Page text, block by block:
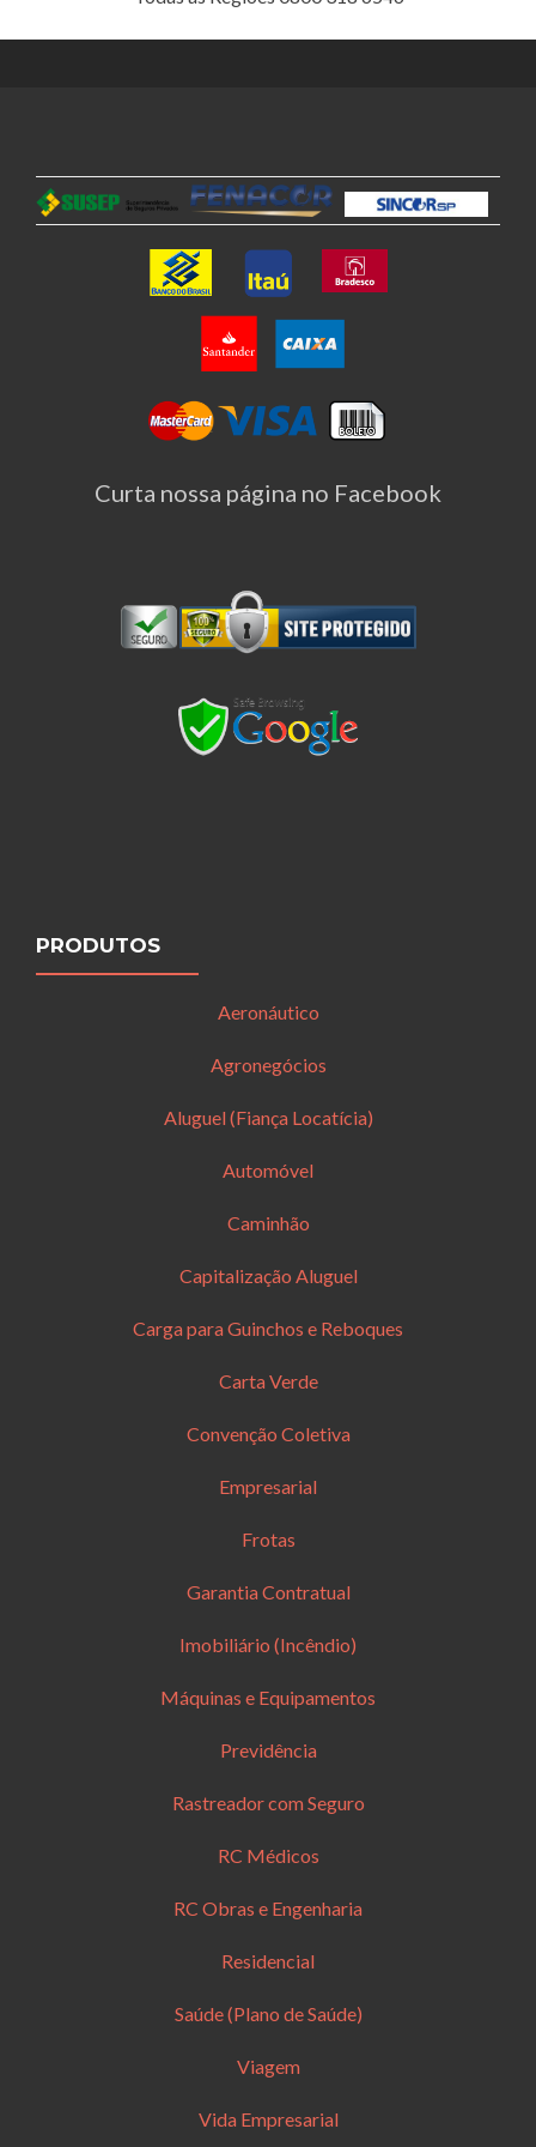
Curta nossa página no Facebook
PRODUTOS
Aeronáutico
Agronegócios
Aluguel (Fiança Locatícia)
Automóvel
Caminhão
Capitalização Aluguel
Carga para Guinchos e Reboques
Carta Verde
Convenção Coletiva
Empresarial
Frotas
Garantia Contratual
Imobiliário (Incêndio)
Máquinas e Equipamentos
Previdência
Rastreador com Seguro
RC Médicos
RC Obras e Engenharia
Residencial
Saúde (Plano de Saúde)
Viagem
Vida Empresarial